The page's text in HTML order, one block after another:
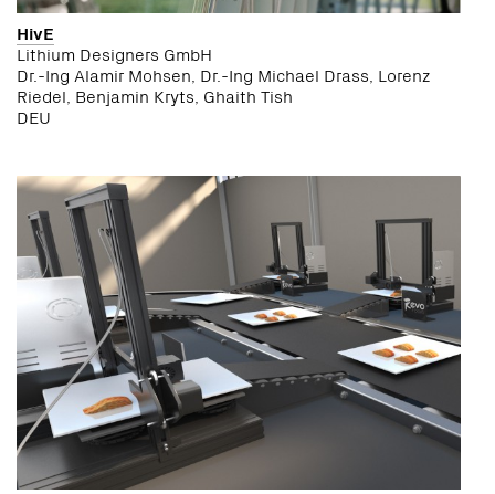
HivE
Lithium Designers GmbH
Dr.-Ing Alamir Mohsen, Dr.-Ing Michael Drass, Lorenz
Riedel, Benjamin Kryts, Ghaith Tish
DEU